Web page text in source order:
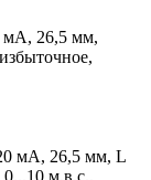
мА, 26,5 мм,
мА, 26,5 мм, L
м.в.с.,